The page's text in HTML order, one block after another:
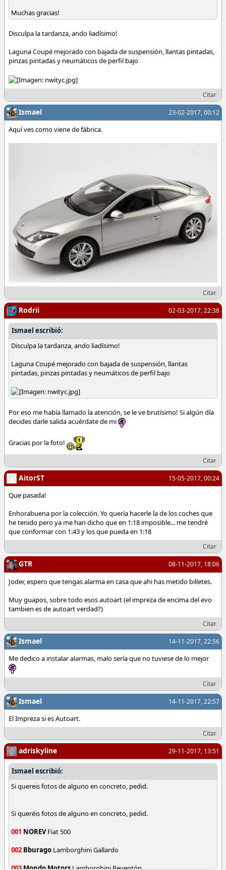
Muchas gracias!
Disculpa la tardanza, ando liadísimo!
Laguna Coupé mejorado con bajada de suspensión, llantas pintadas,
pinzas pintadas y neumáticos de perfil bajo
Citar
23-02-2017, 00:12
Ismael
Aquí ves como viene de fábrica.
Citar
02-03-2017, 22:38
Rodrii
Ismael escribió:
Disculpa la tardanza, ando liadísimo!
Laguna Coupé mejorado con bajada de suspensión, llantas
pintadas, pinzas pintadas y neumáticos de perfil bajo
Por eso me había llamado la atención, se le ve brutísimo! Si algún día
decides darle salida acuérdate de mi
Gracias por la foto!
Citar
15-05-2017, 00:24
AitorST
Que pasada!
Enhorabuena por la colección. Yo quería hacerle la de los coches que
he tenido pero ya me han dicho que en 1:18 imposible... me tendré
que conformar con 1:43 y los que pueda en 1:18
Citar
08-11-2017, 18:06
GTR
Joder, espero que tengas alarma en casa que ahi has metido billetes.
Muy guapos, sobre todo esos autoart (el impreza de encima del evo
tambien es de autoart verdad?)
Citar
14-11-2017, 22:56
Ismael
Me dedico a instalar alarmas, malo sería que no tuviese de lo mejor
Citar
14-11-2017, 22:57
Ismael
El Impreza si es Autoart.
Citar
29-11-2017, 13:51
adriskyline
Ismael escribió:
Si quereis fotos de alguno en concreto, pedid.
Si queréis fotos de alguno en concreto, pedid.
001 NOREVFiat 500
002 Bburago Lamborghini Gallardo
003Mondo MotorsLamborghini Reventón